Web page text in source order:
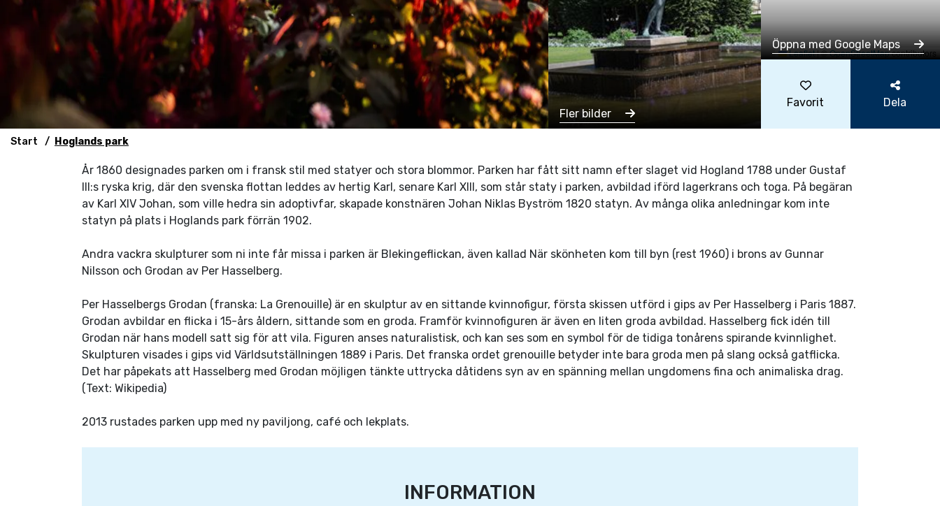
Start Hoglands park
Fler bilder
Leaflet|©OpenStreetMapcontributors
Öppna med Google Maps
Favorit Dela
År 1860 designades parken om i fransk stil med statyer och stora blommor. Parken har fått sitt namn efter slaget vid Hogland 1788 under Gustaf
III:s ryska krig, där den svenska flottan leddes av hertig Karl, senare Karl XIII, som står staty i parken, avbildad iförd lagerkrans och toga. På begäran
av Karl XIV Johan, som ville hedra sin adoptivfar, skapade konstnären Johan Niklas Byström 1820 statyn. Av många olika anledningar kom inte
statyn på plats i Hoglands park förrän 1902.
Andra vackra skulpturer som ni inte får missa i parken är Blekingeflickan, även kallad När skönheten kom till byn (rest 1960) i brons av Gunnar
Nilsson och Grodan av Per Hasselberg.
Per Hasselbergs Grodan (franska: La Grenouille) är en skulptur av en sittande kvinnofigur, första skissen utförd i gips av Per Hasselberg i Paris 1887.
Grodan avbildar en flicka i 15-års åldern, sittande som en groda. Framför kvinnofiguren är även en liten groda avbildad. Hasselberg fick idén till
Grodan när hans modell satt sig för att vila. Figuren anses naturalistisk, och kan ses som en symbol för de tidiga tonårens spirande kvinnlighet.
Skulpturen visades i gips vid Världsutställningen 1889 i Paris. Det franska ordet grenouille betyder inte bara groda men på slang också gatflicka.
Det har påpekats att Hasselberg med Grodan möjligen tänkte uttrycka dåtidens syn av en spänning mellan ungdomens fina och animaliska drag.
(Text: Wikipedia)
2013 rustades parken upp med ny paviljong, café och lekplats.
INFORMATION